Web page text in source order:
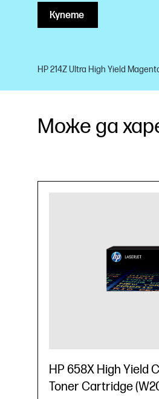
Купете
HP 214Z Ultra High Yield
Може да
HP 658X High Yield
Toner Cartridge